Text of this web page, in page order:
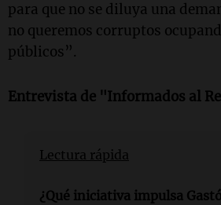
para que no se diluya una
no queremos corruptos
públicos”.
Entrevista de "Informados al
Lectura rápida
¿Qué iniciativa impulsa